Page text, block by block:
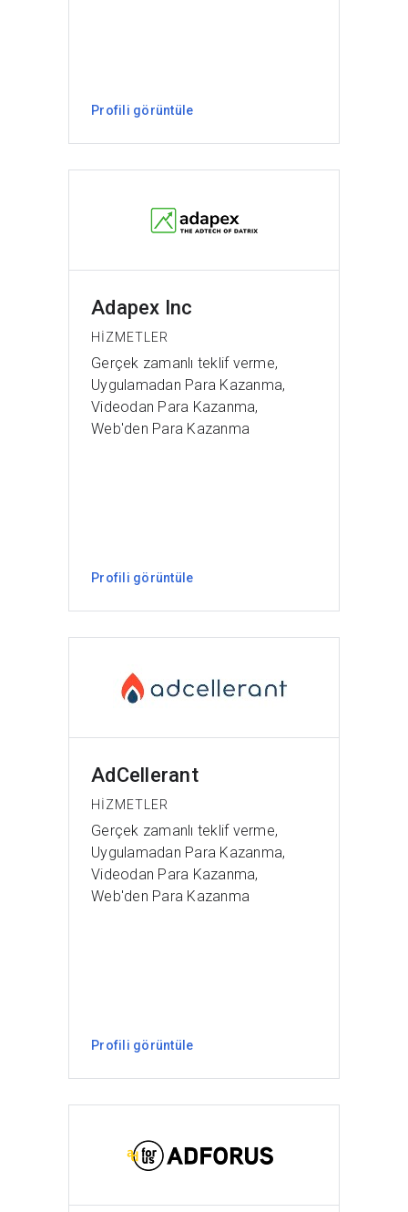
Profili görüntüle
Adapex Inc
HIZMETLER
Gerçek zamanlı teklif verme,
Uygulamadan Para Kazanma,
Videodan Para Kazanma,
Web'den Para Kazanma
Profili görüntüle
AdCellerant
HIZMETLER
Gerçek zamanlı teklif verme,
Uygulamadan Para Kazanma,
Videodan Para Kazanma,
Web'den Para Kazanma
Profili görüntüle